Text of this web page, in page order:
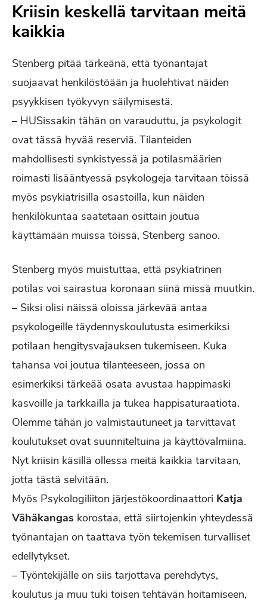
Kriisin keskellä tarvitaan meitä
kaikkia
Stenberg pitää tärkeänä, että työnantajat
suojaavat henkilöstöään ja huolehtivat näiden
psyykkisen työkyvyn säilymisestä.
– HUSissakin tähän on varauduttu, ja psykologit
ovat tässä hyvää reserviä. Tilanteiden
mahdollisesti synkistyessä ja potilasmäärien
roimasti lisääntyessä psykologeja tarvitaan töissä
myös psykiatrisilla osastoilla, kun näiden
henkilökuntaa saatetaan osittain joutua
käyttämään muissa töissä, Stenberg sanoo.
Stenberg myös muistuttaa, että psykiatrinen
potilas voi sairastua koronaan siinä missä muutkin.
– Siksi olisi näissä oloissa järkevää antaa
psykologeille täydennyskoulutusta esimerkiksi
potilaan hengitysvajauksen tukemiseen. Kuka
tahansa voi joutua tilanteeseen, jossa on
esimerkiksi tärkeää osata avustaa happimaski
kasvoille ja tarkkailla ja tukea happisaturaatiota.
Olemme tähän jo valmistautuneet ja tarvittavat
koulutukset ovat suunniteltuina ja käyttövalmiina.
Nyt kriisin käsillä ollessa meitä kaikkia tarvitaan,
jotta tästä selvitään.
Myös Psykologiliiton järjestökoordinaattori Katja
Vähäkangas korostaa, että siirtojenkin yhteydessä
työnantajan on taattava työn tekemisen turvalliset
edellytykset.
– Työntekijälle on siis tarjottava perehdytys,
koulutus ja muu tuki toisen tehtävän hoitamiseen,